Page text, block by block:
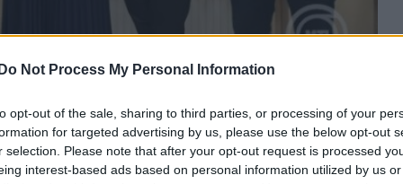
Do Not Process My Personal Information
opt-out of the sale, sharing to third parties, or processing of your
for targeted advertising by us, please use the below opt-out
selection. Please note that after your opt-out request is processed
interest-based ads based on personal information utilized by us
idén a kárpátaljai